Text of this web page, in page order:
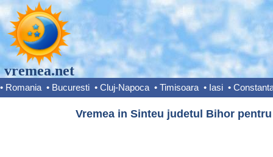
vremea.net
• Romania • Bucuresti • Cluj-Napoca • Timisoara • Iasi •
Vremea in Sinteu judetul Bihor